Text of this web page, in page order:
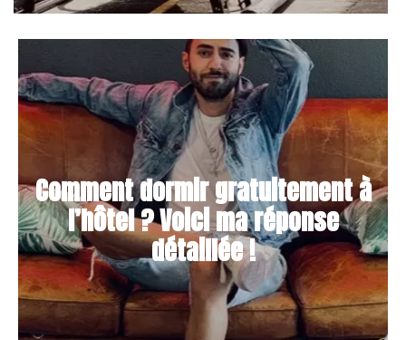
Comment dormir gratuitement à
l’hôtel ? Voici ma réponse
détaillée !